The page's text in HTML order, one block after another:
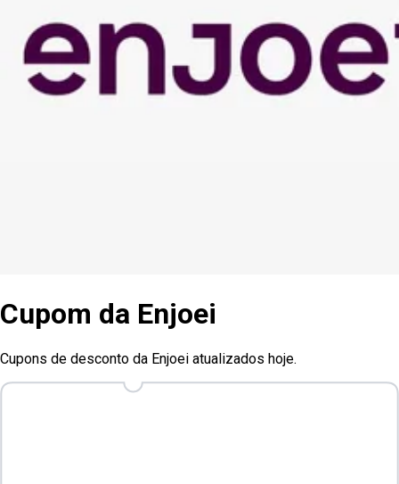
Cupom da Enjoei
Cupons de desconto da Enjoei atualizados hoje.